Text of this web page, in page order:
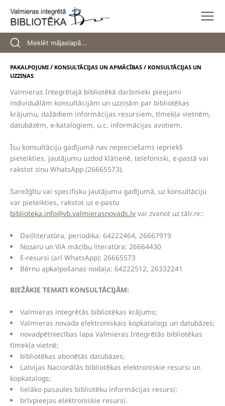
content
PAKALPOJUMI / KONSULTĀCIJAS UN APMĀCĪBAS / KONSULTĀCIJAS UN
UZZIŅAS
Valmieras Integrētajā bibliotēkā darbinieki pieejami
individuālām konsultācijām un uzziņām par bibliotēkas
krājumu, dažādiem informācijas resursiem, tīmekļa vietnēm,
datubāzēm, e-katalogiem, u.c. informācijas avotiem.
Īsu konsultāciju gadījumā nav nepieciešams iepriekš
pieteikties, jautājumu uzdod klātienē, telefoniski, e-pastā vai
rakstot ziņu WhatsApp (26665573).
Sarežģītu vai specifisku jautājumu gadījumā, uz konsultāciju
var pieteikties, rakstot uz e-pastu
biblioteka.info@vb.valmierasnovads.lv vai zvanot uz tālr.nr.:
Daiļliteratūra, periodika: 64222464, 26667919
Nozaru un ViA mācību literatūra: 26664430
E-resursi (arī WhatsApp): 26665573
Bērnu apkalpošanas nodaļa: 64222512, 26332241
BIEŽĀKIE TEMATI KONSULTĀCIJĀM:
Valmieras integrētās bibliotēkas krājums;
Valmieras novada elektroniskais kopkatalogs un datubāzes;
novadpētniecības lapa Valmieras Integrētās bibliotēkas
tīmekļa vietnē;
bibliotēkas abonētās datubāzes;
Latvijas Nacionālās bibliotēkas elektroniskie resursi un
kopkatalogs;
lielāko pasaules bibliotēku informācijas resursi;
brīvpieejas elektroniskie resursi.